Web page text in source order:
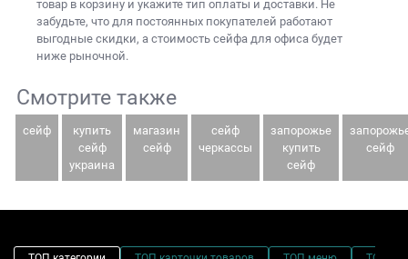
товар в корзину и укажите тип оплаты и доставки. Не
забудьте, что для постоянных покупателей работают
выгодные скидки, а стоимость сейфа для офиса будет
ниже рыночной.
Смотрите также
сейф
купить
сейф
украина
магазин
сейф
сейф
черкассы
запорожье
купить
сейф
сейф